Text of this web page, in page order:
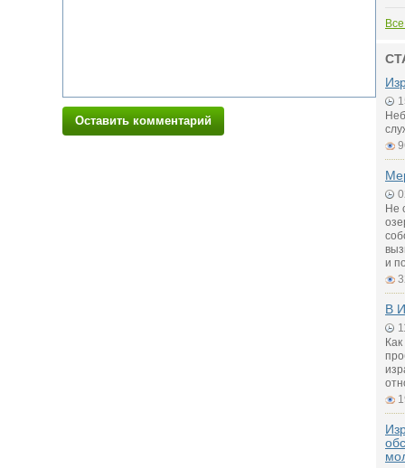
Оставить комментарий
Не
и
В